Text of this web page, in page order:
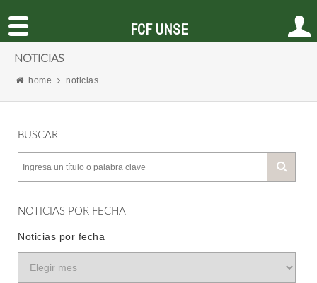
NOTICIAS
home noticias
BUSCAR
NOTICIAS POR FECHA
Noticias por fecha
FCF UNSE